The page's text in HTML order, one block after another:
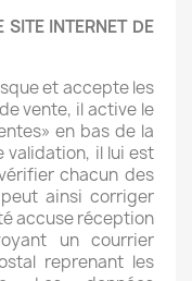
INTERNET DE
et accepte les
vente, il active le
en bas de la
validation, il lui est
chacun des
ainsi corriger
accuse réception
un courrier
reprenant les